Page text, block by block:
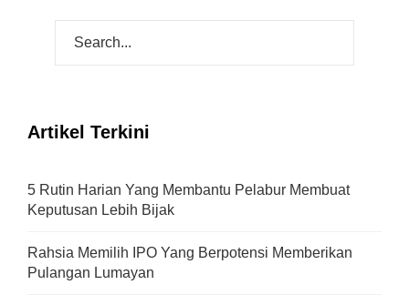
Artikel Terkini
5 Rutin Harian Yang Membantu Pelabur Membuat
Keputusan Lebih Bijak
Rahsia Memilih IPO Yang Berpotensi Memberikan
Pulangan Lumayan